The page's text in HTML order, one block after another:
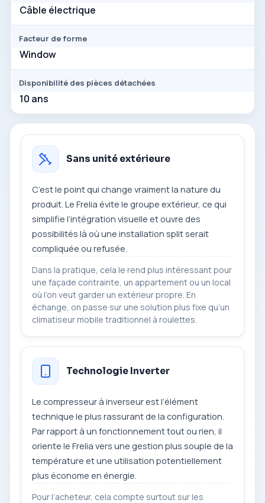
Câble électrique
Facteur de forme
Window
Disponibilité des pièces détachées
10 ans
Sans unité extérieure
C’est le point qui change vraiment la nature du
produit. Le Frelia évite le groupe extérieur, ce qui
simplifie l’intégration visuelle et ouvre des
possibilités là où une installation split serait
compliquée ou refusée.
Dans la pratique, cela le rend plus intéressant pour
une façade contrainte, un appartement ou un local
où l’on veut garder un extérieur propre. En
échange, on passe sur une solution plus fixe qu’un
climatiseur mobile traditionnel à roulettes.
Technologie Inverter
Le compresseur à inverseur est l’élément
technique le plus rassurant de la configuration.
Par rapport à un fonctionnement tout ou rien, il
oriente le Frelia vers une gestion plus souple de la
température et une utilisation potentiellement
plus économe en énergie.
Pour l’acheteur, cela compte surtout sur les